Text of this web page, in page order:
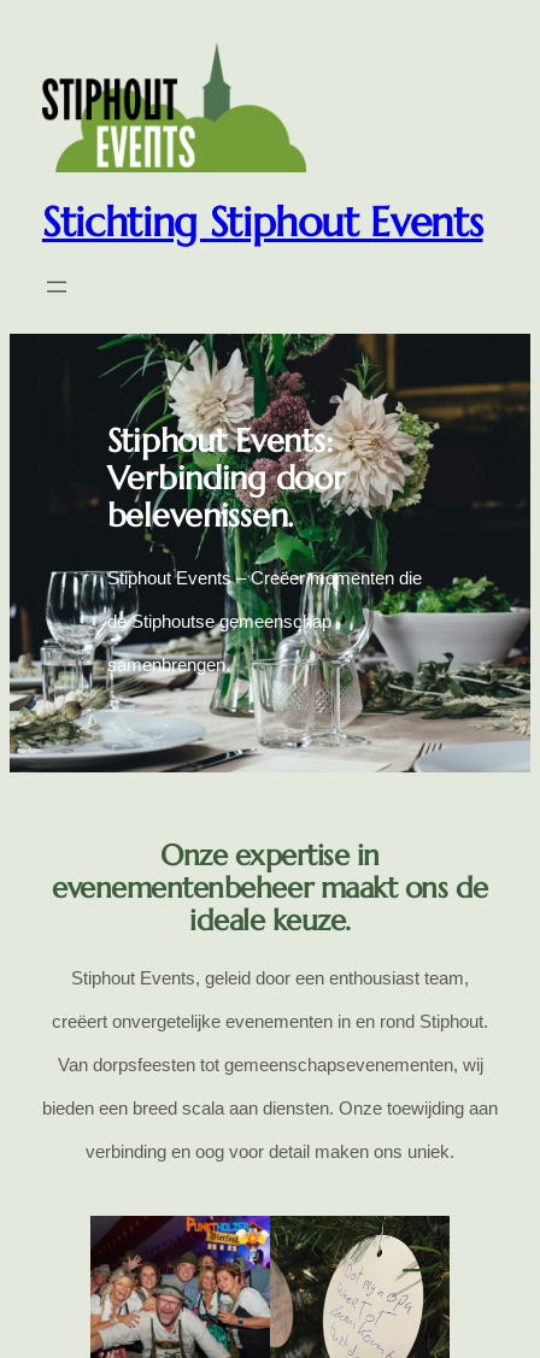
inhoud
Stichting Stiphout Events
Stiphout Events:
Verbinding door
belevenissen.
Stiphout Events – Creëer momenten die
de Stiphoutse gemeenschap
samenbrengen.
Onze expertise in
evenementenbeheer maakt ons de
ideale keuze.
Stiphout Events, geleid door een enthousiast team,
creëert onvergetelijke evenementen in en rond Stiphout.
Van dorpsfeesten tot gemeenschapsevenementen, wij
bieden een breed scala aan diensten. Onze toewijding aan
verbinding en oog voor detail maken ons uniek.